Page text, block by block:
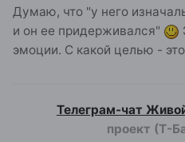
Думаю, что "у него
и он ее придерживался"
эмоции. С какой целью -
Телеграм-чат
проект (Т-